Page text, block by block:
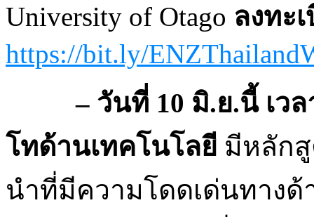
University of Otago ลงทะ
https://bit.ly/
– วันที่ 10 มิ.ย.นี้ เวล
โทด้านเทคโนโลยี มีหลัก
นำที่มีความโดดเด่นทาง